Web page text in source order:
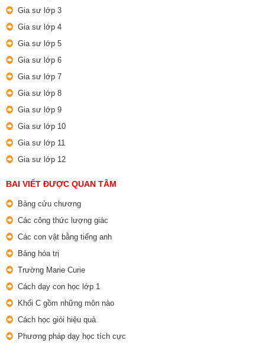
Gia sư lớp 3
Gia sư lớp 4
Gia sư lớp 5
Gia sư lớp 6
Gia sư lớp 7
Gia sư lớp 8
Gia sư lớp 9
Gia sư lớp 10
Gia sư lớp 11
Gia sư lớp 12
BAI VIẾT ĐƯỢC QUAN TÂM
Bảng cửu chương
Các công thức lượng giác
Các con vật bằng tiếng anh
Bảng hóa trị
Trường Marie Curie
Cách dạy con học lớp 1
Khối C gồm những môn nào
Cách học giỏi hiệu quả
Phương pháp dạy học tích cực